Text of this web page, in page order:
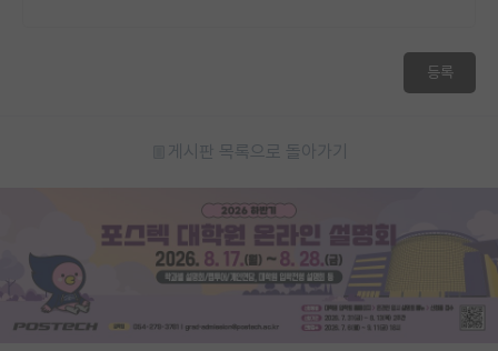
등록
게시판 목록으로 돌아가기